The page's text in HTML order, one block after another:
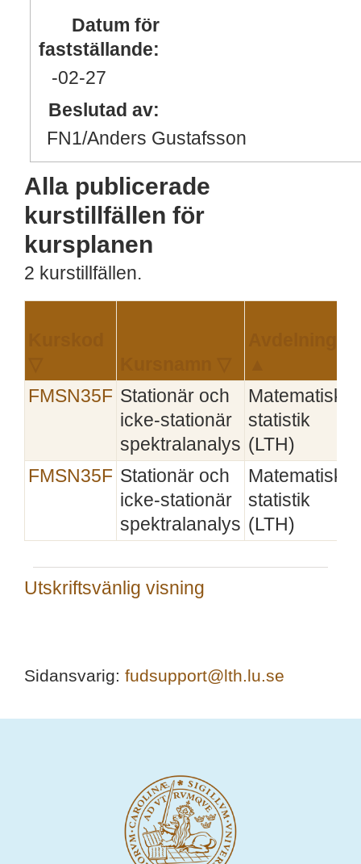
Datum för
fastställande:
-02-27
Beslutad av:
FN1/Anders Gustafsson
Alla publicerade
kurstillfällen för
kursplanen
2 kurstillfällen.
FMSN35F Stationär och
icke-stationär
spektralanalys
Matematisk
statistik
(LTH)
FMSN35F Stationär och
icke-stationär
spektralanalys
Matematisk
statistik
(LTH)
Utskriftsvänlig visning
Sidansvarig: fudsupport@lth.lu.se